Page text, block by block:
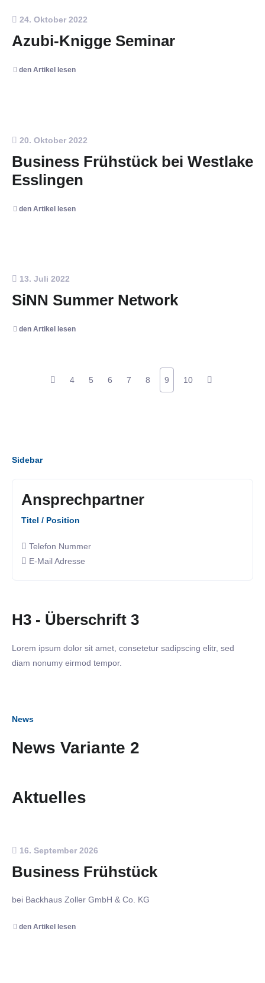
24. Oktober 2022
Azubi-Knigge Seminar
den Artikel lesen
20. Oktober 2022
Business Frühstück bei Westlake
Esslingen
den Artikel lesen
13. Juli 2022
SiNN Summer Network
den Artikel lesen
4 5 6 7 8 9 10
Sidebar
Ansprechpartner
Titel / Position
Telefon Nummer
E-Mail Adresse
H3 - Überschrift 3
Lorem ipsum dolor sit amet, consetetur sadipscing elitr, sed
diam nonumy eirmod tempor.
News
News Variante 2
Aktuelles
16. September 2026
Business Frühstück
bei Backhaus Zoller GmbH & Co. KG
den Artikel lesen